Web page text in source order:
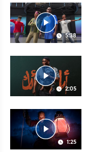
5:38
2:05
1:25